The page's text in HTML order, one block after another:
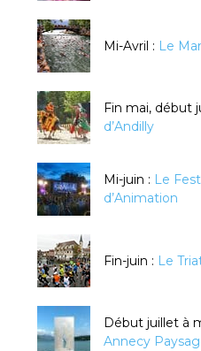
Mi-Avril : Le
Fin mai, début
d’Andilly
Mi-juin : Le
d’Animation
Fin-juin : Le
Début juillet à
Annecy